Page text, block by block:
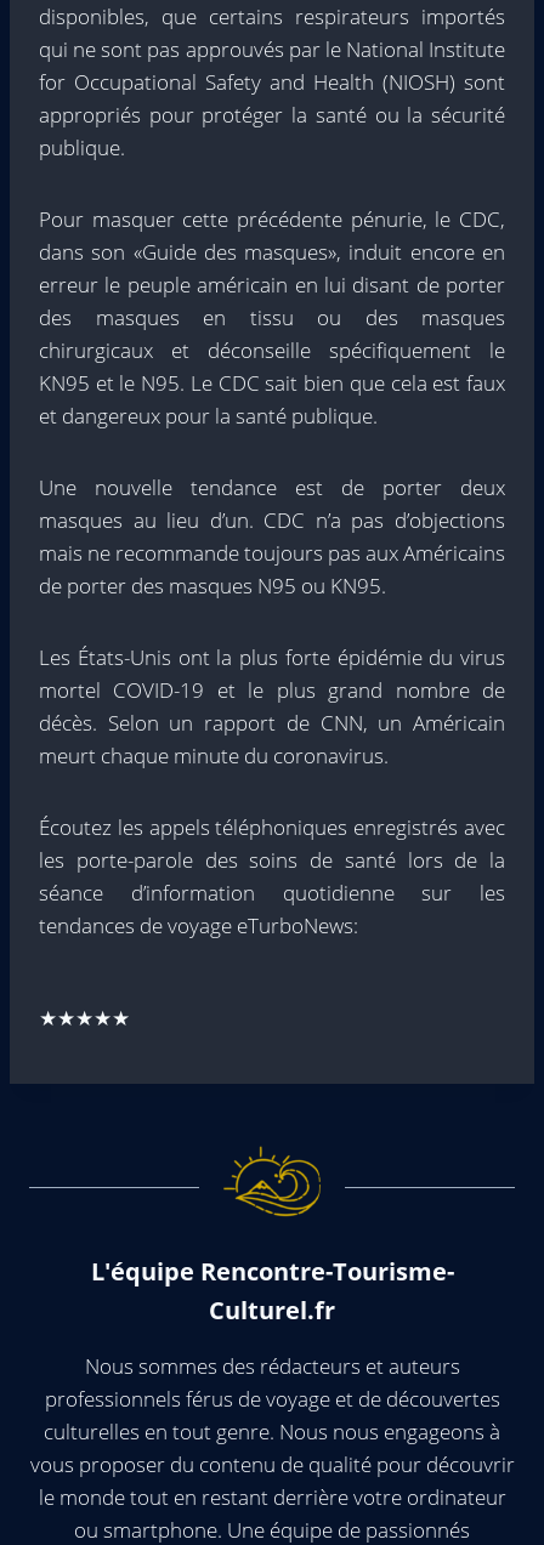
disponibles, que certains respirateurs importés
qui ne sont pas approuvés par le National Institute
for Occupational Safety and Health (NIOSH) sont
appropriés pour protéger la santé ou la sécurité
publique.
Pour masquer cette précédente pénurie, le CDC,
dans son «Guide des masques», induit encore en
erreur le peuple américain en lui disant de porter
des masques en tissu ou des masques
chirurgicaux et déconseille spécifiquement le
KN95 et le N95. Le CDC sait bien que cela est faux
et dangereux pour la santé publique.
Une nouvelle tendance est de porter deux
masques au lieu d’un. CDC n’a pas d’objections
mais ne recommande toujours pas aux Américains
de porter des masques N95 ou KN95.
Les États-Unis ont la plus forte épidémie du virus
mortel COVID-19 et le plus grand nombre de
décès. Selon un rapport de CNN, un Américain
meurt chaque minute du coronavirus.
Écoutez les appels téléphoniques enregistrés avec
les porte-parole des soins de santé lors de la
séance d’information quotidienne sur les
tendances de voyage eTurboNews:
★★★★★
L'équipe Rencontre-Tourisme-
Culturel.fr
Nous sommes des rédacteurs et auteurs
professionnels férus de voyage et de découvertes
culturelles en tout genre. Nous nous engageons à
vous proposer du contenu de qualité pour découvrir
le monde tout en restant derrière votre ordinateur
ou smartphone. Une équipe de passionnés